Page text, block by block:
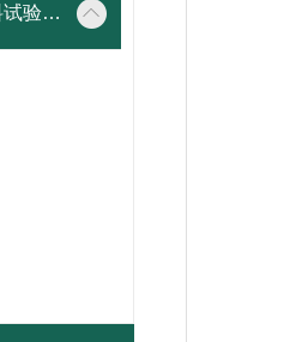
公路路面路基集料试验仪器